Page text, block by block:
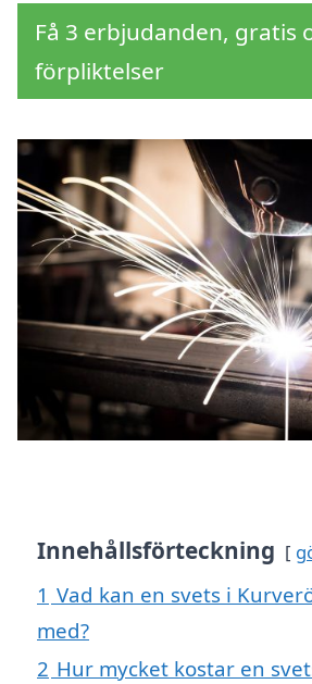
Få 3 erbjudanden, gratis
förpliktelser
Innehållsförteckning
1 Vad kan en svets i
med?
2 Hur mycket kostar en